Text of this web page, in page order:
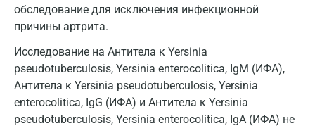
обследование для исключения инфекционной
причины артрита.
Исследование на Антитела к Yersinia
pseudotuberculosis, Yersinia enterocolitica, IgM (ИФА),
Антитела к Yersinia pseudotuberculosis, Yersinia
enterocolitica, IgG (ИФА) и Антитела к Yersinia
pseudotuberculosis, Yersinia enterocolitica, IgA (ИФА) не